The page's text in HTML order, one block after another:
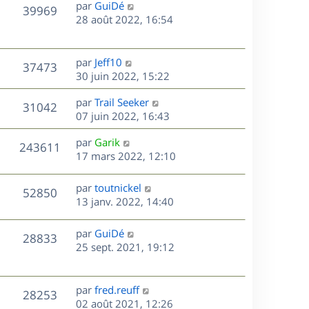
s
n
i
r
m
e
s
s
a
g
e
39969V
s
D
e
n
i
e
r
m
e
s
s
a
g
e
par GuiDé
28 août 2022, 16:54
37473V
u
e
s
D
e
r
n
i
e
r
m
e
s
s
e
par Jeff10
30 juin 2022, 15:22
31042V
u
e
D
e
r
n
i
e
r
m
s
a
e
par Trail Seeker
07 juin 2022, 16:43
243611
u
s
D
e
n
i
r
m
e
s
a
par Garik
17 mars 2022, 12:10
52850V
u
e
D
e
i
e
e
par toutnickel
13 janv. 2022, 14:40
28833V
D
e
n
i
e
par GuiDé
25 sept. 2021, 19:12
28253V
D
e
par fred.reuff
02 août 2021, 12:26